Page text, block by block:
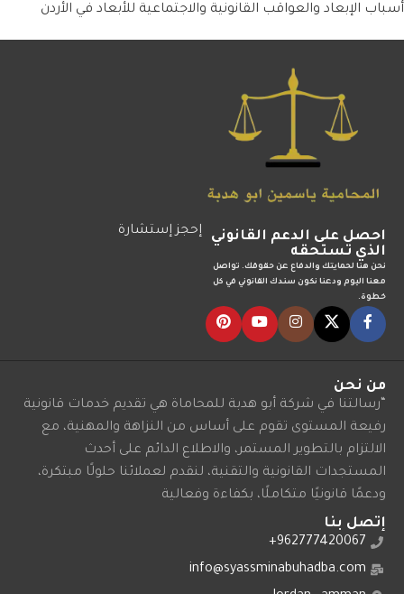
أسباب الإبعاد والعواقب القانونية والاجتماعية للأبعاد في الأردن
احصل على الدعم القانوني
الذي تستحقه
نحن هنا لحمايتك والدفاع عن حقوقك. تواصل
معنا اليوم ودعنا نكون سندك القانوني في كل
خطوة.
إحجز إستشارة
من نحن
“رسالتنا في شركة أبو هدبة للمحاماة هي تقديم خدمات قانونية
رفيعة المستوى تقوم على أساس من النزاهة والمهنية، مع
الالتزام بالتطوير المستمر، والاطلاع الدائم على أحدث
المستجدات القانونية والتقنية، لنقدم لعملائنا حلولًا مبتكرة،
ودعمًا قانونيًا متكاملًا، بكفاءة وفعالية
إتصل بنا
962777420067+
info@syassminabuhadba.com